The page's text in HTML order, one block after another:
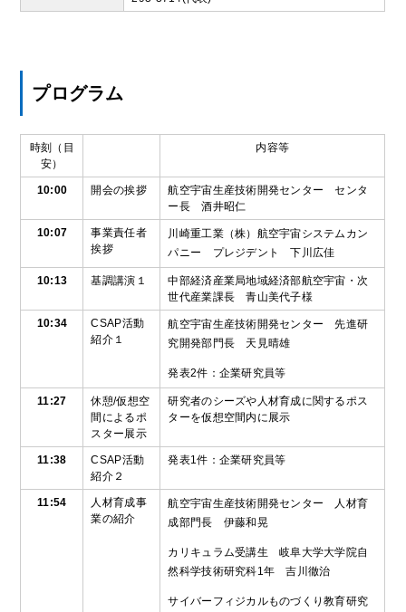
プログラム
時刻（目
安）
内容等
10:00 開会の挨拶
航空宇宙生産技術開発センター センタ
ー長 酒井昭仁
10:07
事業責任者
挨拶
川崎重工業（株）航空宇宙システムカン
パニー プレジデント 下川広佳
10:13 基調講演１
中部経済産業局地域経済部航空宇宙・次
世代産業課長 青山美代子様
10:34
CSAP活動
紹介１
航空宇宙生産技術開発センター 先進研
究開発部門長 天見晴雄
発表2件：企業研究員等
11:27
休憩/仮想空
間によるポ
スター展示
研究者のシーズや人材育成に関するポス
ターを仮想空間内に展示
11:38
CSAP活動
紹介２
発表1件：企業研究員等
11:54
人材育成事
業の紹介
航空宇宙生産技術開発センター 人材育
成部門長 伊藤和晃
カリキュラム受講生 岐阜大学大学院自
然科学技術研究科1年 吉川徹治
サイバーフィジカルものづくり教育研究